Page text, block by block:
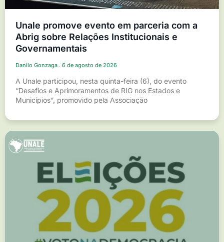
Unale promove evento em parceria com a
Abrig sobre Relações Institucionais e
Governamentais
Danilo Gonzaga 6 de agosto de 2026
A Unale participou, nesta quinta-feira (6), do evento
“Desafios e Aprimoramentos de RIG nos Estados e
Municípios”, promovido pela Associação